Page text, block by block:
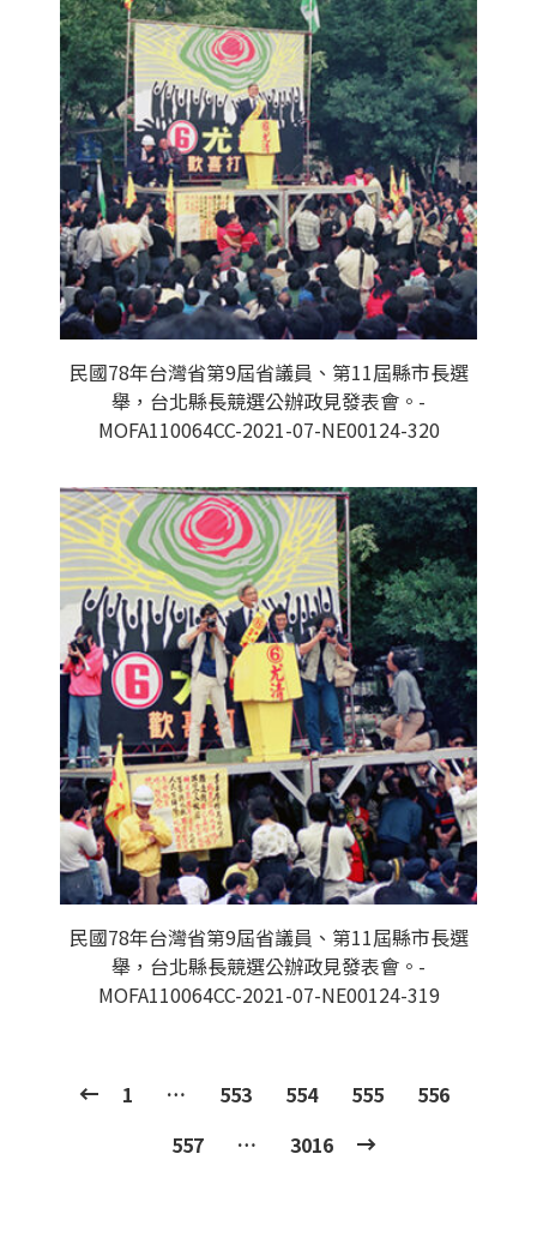
民國78年台灣省第9屆省議員、第11屆縣市長選
舉，台北縣長競選公辦政見發表會。-
MOFA110064CC-2021-07-NE00124-320
民國78年台灣省第9屆省議員、第11屆縣市長選
舉，台北縣長競選公辦政見發表會。-
MOFA110064CC-2021-07-NE00124-319
1 … 553 554 555
556
557
… 3016